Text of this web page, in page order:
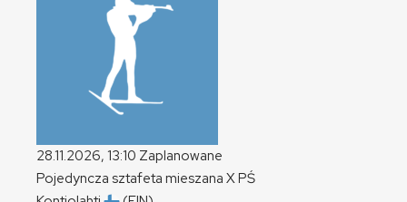
28.11.2026, 13:10 Zaplanowane
Pojedyncza sztafeta mieszana XPŚ